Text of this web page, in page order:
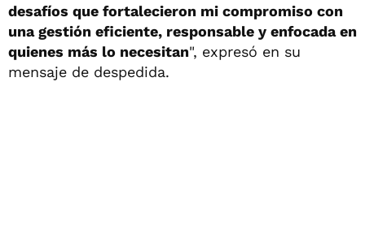
desafíos que fortalecieron mi compromiso con
una gestión eficiente, responsable y enfocada en
quienes más lo necesitan", expresó en su
mensaje de despedida.